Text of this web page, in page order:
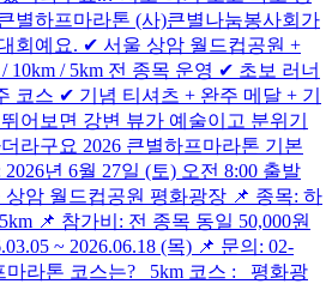
별하프마라톤 (사)큰별나눔봉사회가
회예요. ✔ 서울 상암 월드컵공원 +
10km / 5km 전 종목 운영 ✔ 초보 러너
코스 ✔ 기념 티셔츠 + 완주 메달 + 기
어보면 강변 뷰가 예술이고 분위기
라구요 2026 큰별하프마라톤 기본
년 6월 27일 (토) 오전 8:00 출발
상암 월드컵공원 평화광장 📌 종목: 하
📌 참가비: 전 종목 동일 50,000원
~ 2026.06.18 (목) 📌 문의: 02-
마라톤 코스는? 5km 코스 : 평화광